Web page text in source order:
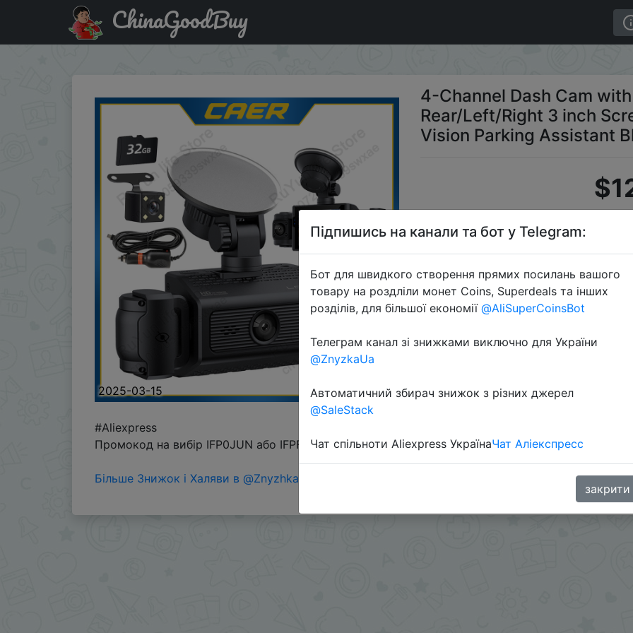
Придбати по знижці IFP0JUN 4-Channel Dash Cam with 1080P Front 480P Rear/Left/Right 3 inch Screen Loop
ChinaGoodBuy
2025-03-15
4-Channel Dash Cam
Rear/Left/Right 3 inch
Vision Parking Assistant
Перейти
#Aliexpress
Промокод на вибір IFP0JUN або IFPFNMU або IFPUQPZ + знижка монетками 14 Сoins у
Більше Знижок і Халяви в @ZnyzhkaUA
Підпишись на канали та бот у Telegram:
Бот для швидкого створення прямих посилань вашого
товару на роздліли монет Coins, Superdeals та інших
розділів, для більшої економії @AliSuperCoinsBot
Телеграм канал зі знижками виключно для України
@ZnyzkaUa
Автоматичний збирач знижок з різних джерел
@SaleStack
Чат спільноти Aliexpress УкраїнаЧат Аліекспресс
закрити